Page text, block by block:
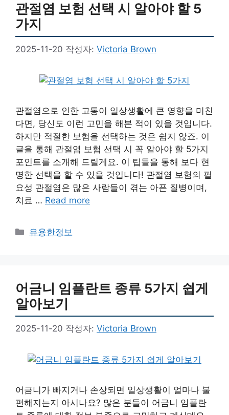
관절염 보험 선택 시 알아야 할 5
가지
2025-11-20 작성자: Victoria Brown
관절염으로 인한 고통이 일상생활에 큰 영향을 미친
다면, 당신도 이런 고민을 해본 적이 있을 것입니다.
하지만 적절한 보험을 선택하는 것은 쉽지 않죠. 이
글을 통해 관절염 보험 선택 시 꼭 알아야 할 5가지
포인트를 소개해 드릴게요. 이 팁들을 통해 보다 현
명한 선택을 할 수 있을 것입니다! 관절염 보험의 필
요성 관절염은 많은 사람들이 겪는 아픈 질병이며,
치료 … Read more
카
유용한정보
어금니 임플란트 종류 5가지 쉽게
알아보기
2025-11-20 작성자: Victoria Brown
어금니가 빠지거나 손상되면 일상생활이 얼마나 불
편해지는지 아시나요? 많은 분들이 어금니 임플란